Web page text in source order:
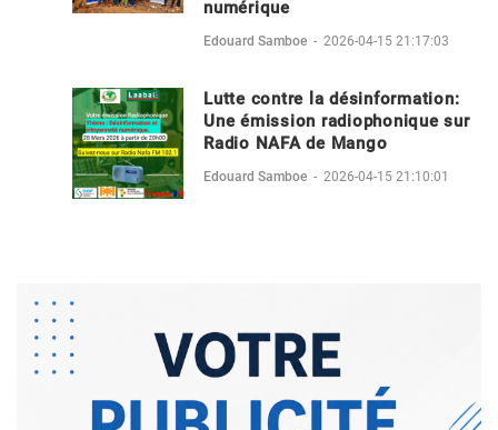
numérique
Edouard Samboe - 2026-04-15 21:17:03
Lutte contre la désinformation:
Une émission radiophonique sur
Radio NAFA de Mango
Edouard Samboe - 2026-04-15 21:10:01